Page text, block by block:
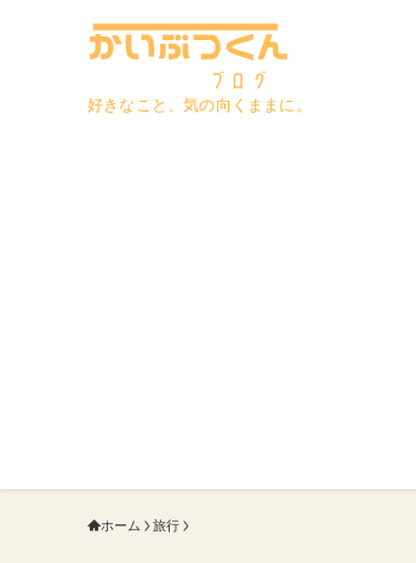
好きなこと、気の向くままに。
ホーム 旅行